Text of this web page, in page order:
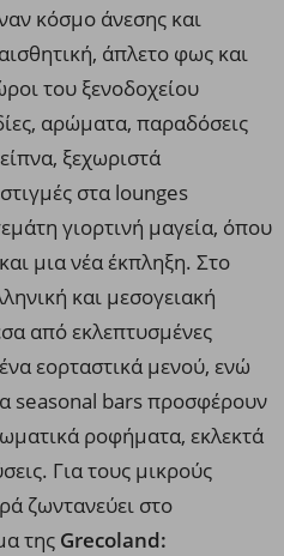
κόσμο άνεσης και
άπλετο φως και
του ξενοδοχείου
αρώματα, παραδόσεις
ξεχωριστά
στα lounges
γιορτινή μαγεία, όπου
μια νέα έκπληξη. Στο
και μεσογειακή
από εκλεπτυσμένες
εορταστικά μενού, ενώ
seasonal bars προσφέρουν
ροφήματα, εκλεκτά
Για τους μικρούς
ζωντανεύει στο
της Grecoland: